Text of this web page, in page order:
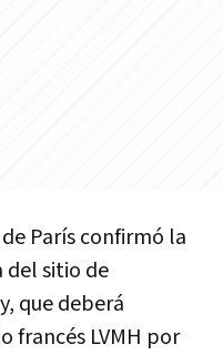
Parí­s confirmó la
del sitio de
que deberá
francés LVMH por